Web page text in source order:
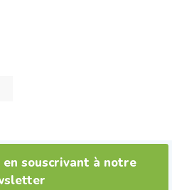
en souscrivant à notre